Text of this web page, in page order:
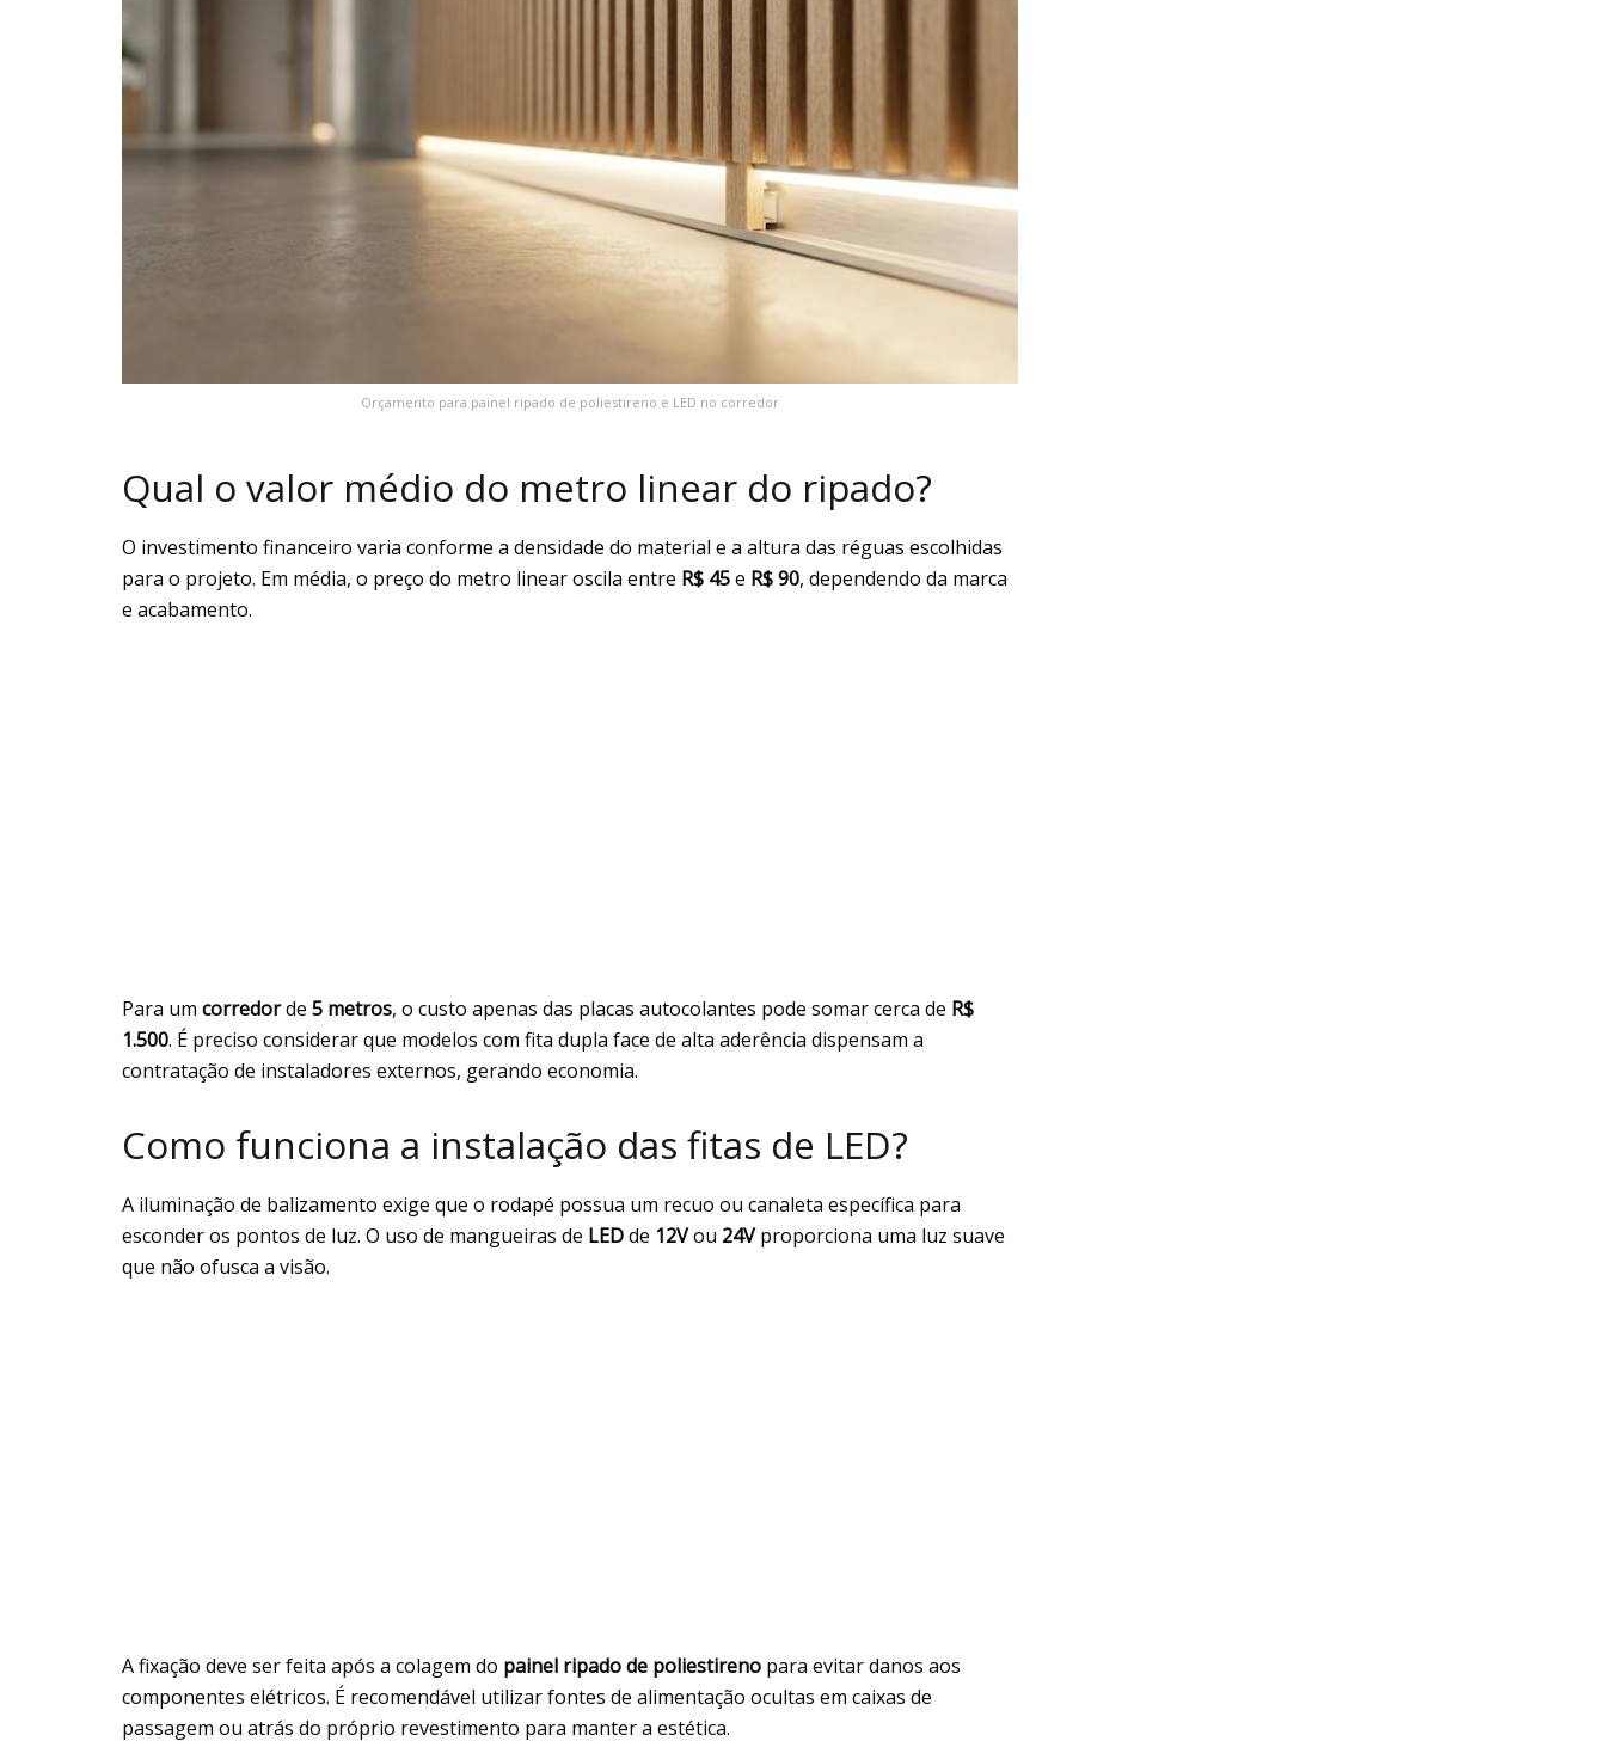
Orçamento para painel ripado de poliestireno e LED no corredor
Qual o valor médio do metro linear do ripado?
O investimento financeiro varia conforme a densidade do material e a altura das réguas escolhidas
para o projeto. Em média, o preço do metro linear oscila entre R$ 45e R$ 90, dependendo da marca
e acabamento.
Para um corredorde 5 metros, o custo apenas das placas autocolantes pode somar cerca de R$
1.500. É preciso considerar que modelos com fita dupla face de alta aderência dispensam a
contratação de instaladores externos, gerando economia.
Como funciona a instalação das fitas de LED?
A iluminação de balizamento exige que o rodapé possua um recuo ou canaleta específica para
esconder os pontos de luz. O uso de mangueiras de LEDde 12Vou 24Vproporciona uma luz suave
que não ofusca a visão.
A fixação deve ser feita após a colagem do painel ripado de poliestireno para evitar danos aos
componentes elétricos. É recomendável utilizar fontes de alimentação ocultas em caixas de
passagem ou atrás do próprio revestimento para manter a estética.